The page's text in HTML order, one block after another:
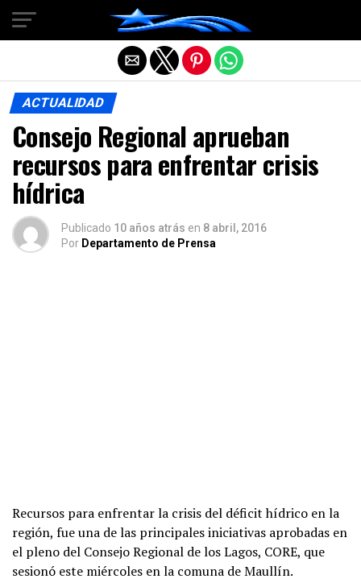
ACTUALIDAD
Consejo Regional aprueban
recursos para enfrentar crisis
hídrica
Publicado 10 años atrás en 8 abril, 2016
Por Departamento de Prensa
Recursos para enfrentar la crisis del déficit hídrico en la
región, fue una de las principales iniciativas aprobadas en
el pleno del Consejo Regional de los Lagos, CORE, que
sesionó este miércoles en la comuna de Maullín.
Salir de la versión móvil